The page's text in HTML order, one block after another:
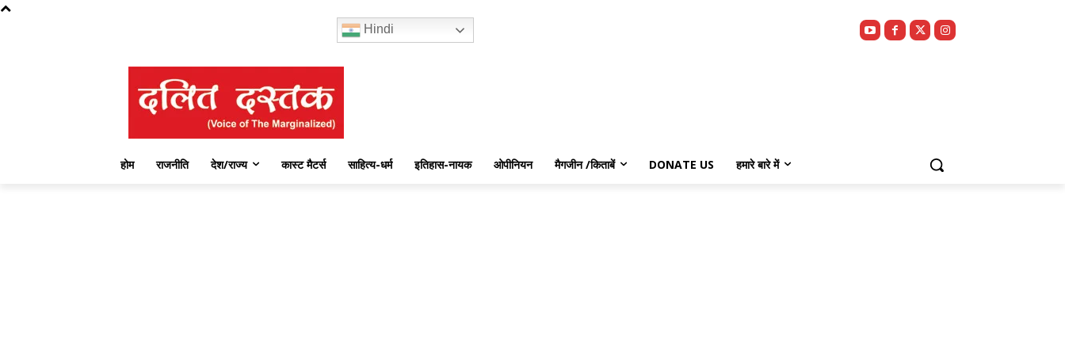
Hindi
होम राजनीति देश/राज्य कास्ट मैटर्स साहित्य-धर्म इतिहास-नायक ओपीनियन मैगजीन /किताबें DONATE US हमारे बारे में